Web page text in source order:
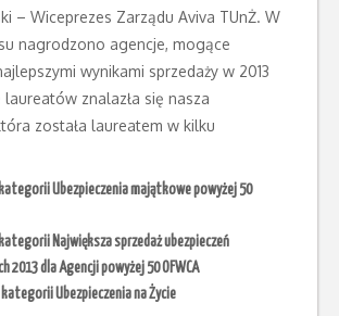
– Wiceprezes Zarządu Aviva TUnŻ. W
nagrodzono agencje, mogące
wynikami sprzedaży w 2013
znalazła się nasza
została laureatem w kilku
kategorii Ubezpieczenia majątkowe powyżej 50
kategorii Największa sprzedaż ubezpieczeń
2013 dla Agencji powyżej 50 OFWCA
kategorii Ubezpieczenia na Życie